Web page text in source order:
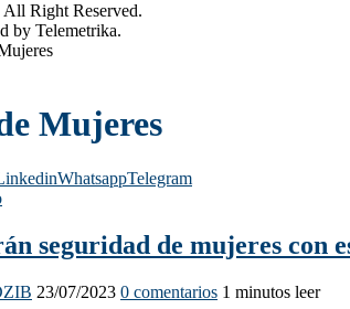
Right Reserved.
by Telemetrika.
Mujeres
WhatsappTelegram
seguridad de mujeres con
23/07/2023 0 comentarios 1 minutos leer